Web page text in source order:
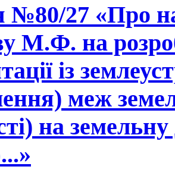
№80/27 «Про
М.Ф. на
із
меж
на